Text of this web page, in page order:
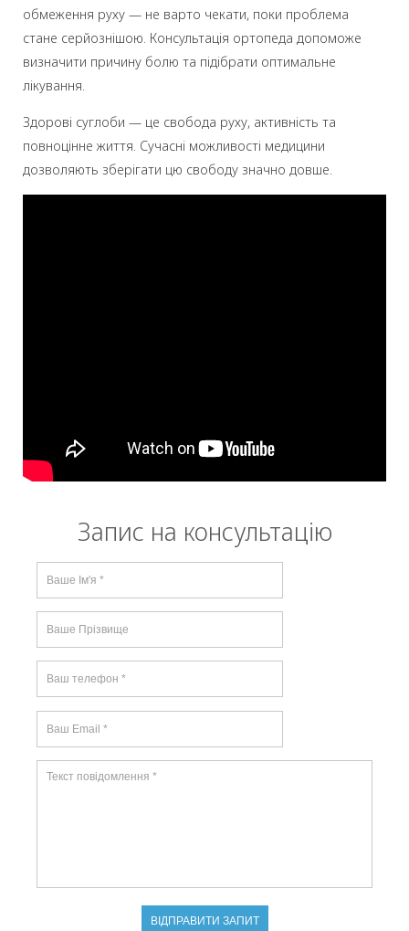
обмеження руху — не варто чекати, поки проблема
стане серйознішою. Консультація ортопеда допоможе
визначити причину болю та підібрати оптимальне
лікування.
Здорові суглоби — це свобода руху, активність та
повноцінне життя. Сучасні можливості медицини
дозволяють зберігати цю свободу значно довше.
Запис на консультацію